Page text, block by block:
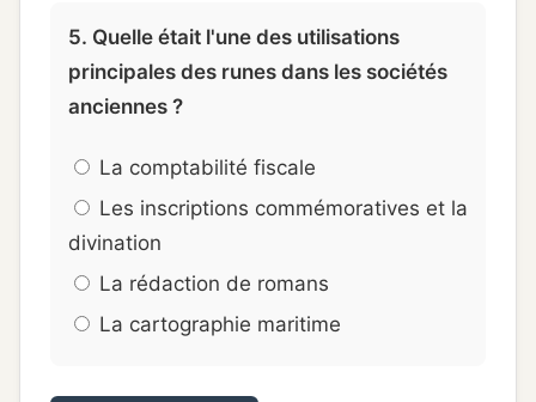
5. Quelle était l'une des utilisations
principales des runes dans les sociétés
anciennes ?
La comptabilité fiscale
Les inscriptions commémoratives et la
divination
La rédaction de romans
La cartographie maritime